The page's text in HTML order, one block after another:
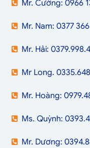
Mr. Cường: 0966
Mr. Nam: 0377
Mr. Hải:
Mr Long.
Mr. Hoàng:
Ms. Quỳnh:
Mr. Dương: